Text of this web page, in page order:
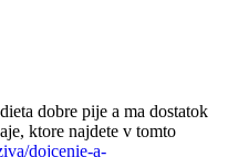
dobre pije a ma dostatok
ktore najdete v tomto
dojcenie-a-